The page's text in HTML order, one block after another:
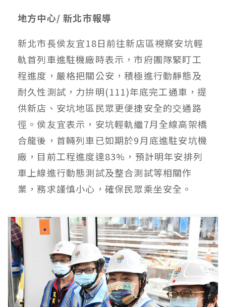
地方中心/ 新北市報導
新北市長侯友宜18日前往新店區視察安坑輕
軌首列車進駐機廠時表示，市府團隊緊盯工
程進度，嚴格把關公安，積極進行動靜態及
耐久性測試，力拚明(111)年底完工通車，提
供新店、安坑地區民眾更便捷安全的交通路
徑。侯友宜表示，安坑輕軌繼7月全線高架橋
合龍後，首輛列車已如期於9月底進駐安坑機
廠，目前工程進度達83%，預計明年安排列
車上線進行動態測試及整合測試等相關作
業，務求謹慎小心，確保民眾乘坐安全。